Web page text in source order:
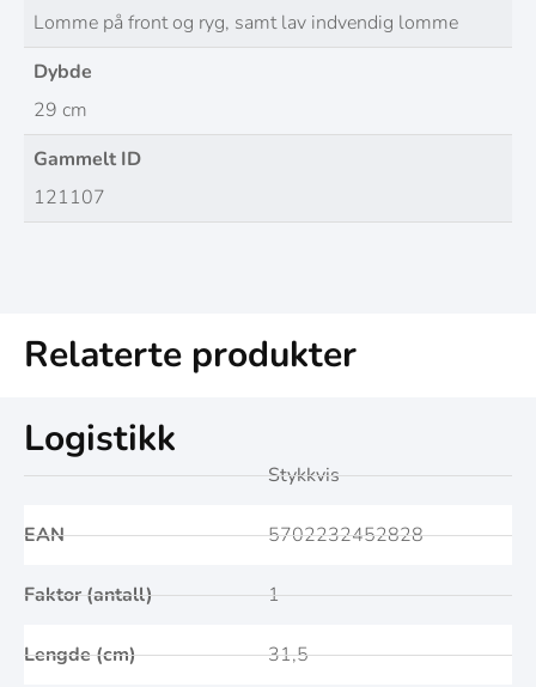
Lomme på front og ryg, samt lav indvendig lomme
Dybde
29 cm
Gammelt ID
121107
Relaterte produkter
Logistikk
EAN
Faktor (antall)
Lengde (cm)
Stykkvis
5702232452828
1
31,5